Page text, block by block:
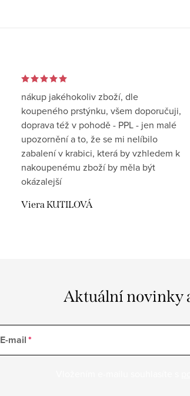
nákup jakéhokoliv zboží, dle
koupeného prstýnku, všem doporučuji,
doprava též v pohodě - PPL - jen malé
upozornění a to, že se mi nelíbilo
zabalení v krabici, která by vzhledem k
nakoupenému zboží by měla být
okázalejší
Viera KUTILOVÁ
Aktuální novinky
E-mail